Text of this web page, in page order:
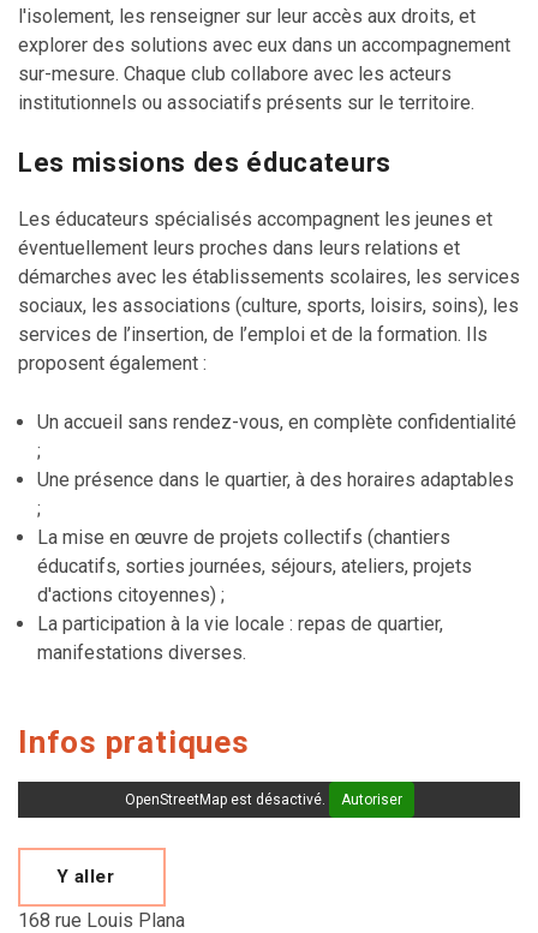
l'isolement, les renseigner sur leur accès aux droits, et
explorer des solutions avec eux dans un accompagnement
sur-mesure. Chaque club collabore avec les acteurs
institutionnels ou associatifs présents sur le territoire.
Les missions des éducateurs
Les éducateurs spécialisés accompagnent les jeunes et
éventuellement leurs proches dans leurs relations et
démarches avec les établissements scolaires, les services
sociaux, les associations (culture, sports, loisirs, soins), les
services de l’insertion, de l’emploi et de la formation. Ils
proposent également :
Un accueil sans rendez-vous, en complète confidentialité
;
Une présence dans le quartier, à des horaires adaptables
;
La mise en œuvre de projets collectifs (chantiers
éducatifs, sorties journées, séjours, ateliers, projets
d'actions citoyennes) ;
La participation à la vie locale : repas de quartier,
manifestations diverses.
Infos pratiques
OpenStreetMap est désactivé. Autoriser
Y aller
168 rue Louis Plana